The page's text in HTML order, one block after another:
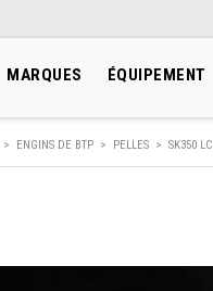
MARQUES ÉQUIPEMENT
> ENGINS DE BTP > PELLES > SK350 LC